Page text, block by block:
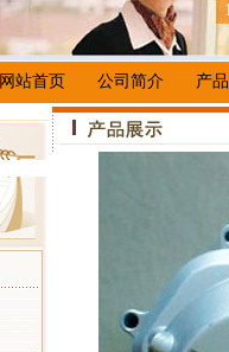
网站首页 公司简介 产